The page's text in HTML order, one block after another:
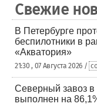
Свежие
В Петербурге
беспилотники в
«Акватория»
21:30 , 07 Августа 2026 /
Северный завоз
выполнен на